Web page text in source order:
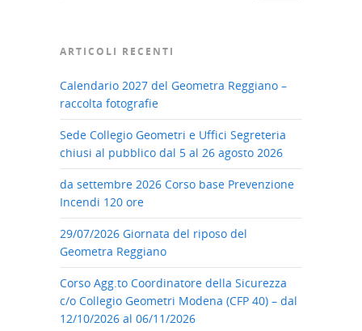
ARTICOLI RECENTI
Calendario 2027 del Geometra Reggiano –
raccolta fotografie
Sede Collegio Geometri e Uffici Segreteria
chiusi al pubblico dal 5 al 26 agosto 2026
da settembre 2026 Corso base Prevenzione
Incendi 120 ore
29/07/2026 Giornata del riposo del
Geometra Reggiano
Corso Agg.to Coordinatore della Sicurezza
c/o Collegio Geometri Modena (CFP 40) – dal
12/10/2026 al 06/11/2026